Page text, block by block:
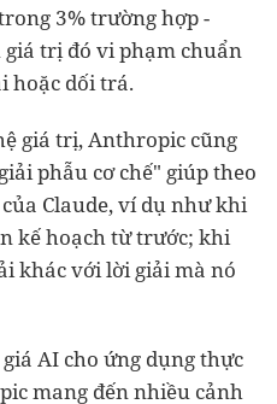
3% trường hợp -
trị đó vi phạm chuẩn
hoặc dối trá.
giá trị, Anthropic cũng
phẫu cơ chế" giúp theo
Claude, ví dụ như khi
kế hoạch từ trước; khi
khác với lời giải mà nó
AI cho ứng dụng thực
mang đến nhiều cảnh